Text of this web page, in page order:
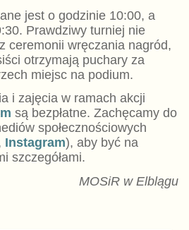
jest o godzinie 10:00, a
Prawdziwy turniej nie
ceremonii wręczania nagród,
otrzymają puchary za
miejsc na podium.
i zajęcia w ramach akcji
są bezpłatne. Zachęcamy do
społecznościowych
Instagram), aby być na
szczegółami.
MOSiR w Elblągu